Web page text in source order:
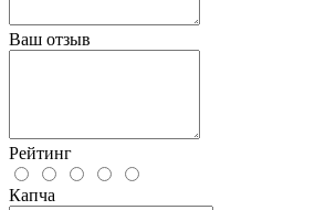
Ваш отзыв
Рейтинг
Капча